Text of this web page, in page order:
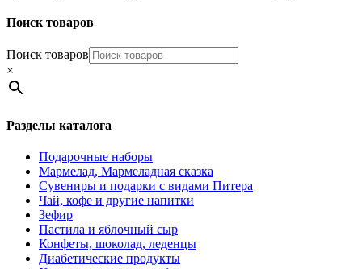
Поиск товаров
Поиск товаров
×
Разделы каталога
Подарочные наборы
Мармелад, Мармеладная сказка
Сувениры и подарки с видами Питера
Чай, кофе и другие напитки
Зефир
Пастила и яблочный сыр
Конфеты, шоколад, леденцы
Диабетические продукты